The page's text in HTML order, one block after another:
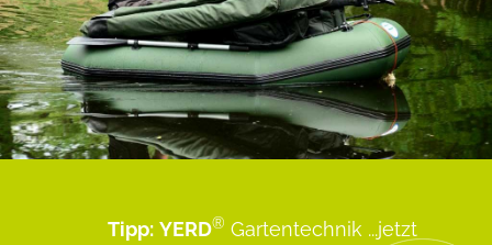
Tipp: YERD® Gartentechnik ...jetzt